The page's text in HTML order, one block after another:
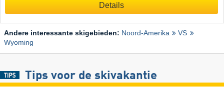
Details
Andere interessante skigebieden: Noord-Amerika
VS
Wyoming
Tips voor de skivakantie